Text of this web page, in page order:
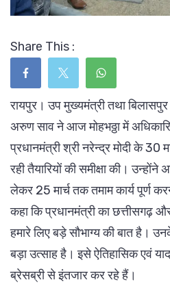
Share This :
रायपुर। उप मुख्यमंत्री तथा
अरुण साव ने आज मोहभठ्ठा में
प्रधानमंत्री श्री नरेन्द्र मोदी के 30
रही तैयारियों की समीक्षा की। उन्होंने
लेकर 25 मार्च तक तमाम कार्य पूर्ण
कहा कि प्रधानमंत्री का छत्तीसगढ़
हमारे लिए बड़े सौभाग्य की बात है।
बड़ा उत्साह है। इसे ऐतिहासिक एवं
ब्रेसब्री से इंतजार कर रहे हैं।